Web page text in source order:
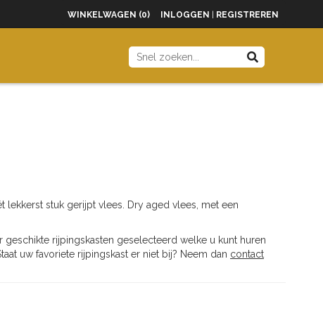
WINKELWAGEN (0) INLOGGEN REGISTREREN
lekkerst stuk gerijpt vlees. Dry aged vlees, met een
rijpingskasten geselecteerd welke u kunt huren
uw favoriete rijpingskast er niet bij? Neem dan contact